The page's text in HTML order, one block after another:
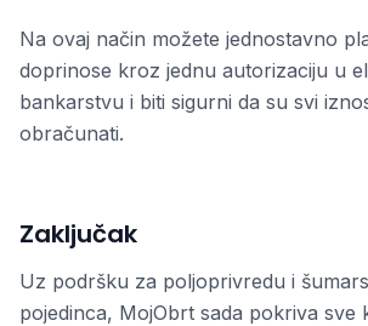
Na ovaj način možete jednostavno
doprinose kroz jednu autorizaciju u
bankarstvu i biti sigurni da su svi
obračunati.
Zaključak
Uz podršku za poljoprivredu i
pojedinca, MojObrt sada pokriva sve